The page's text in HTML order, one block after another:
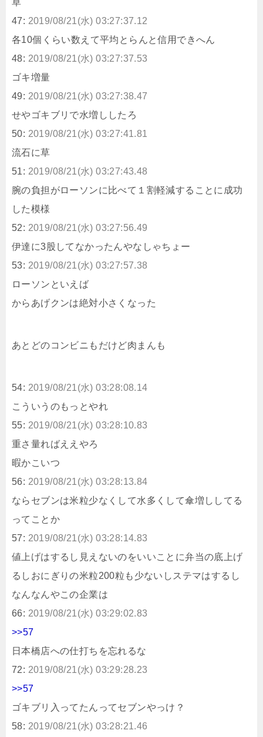
草
47: 2019/08/21(水) 03:27:37.12
各10個くらい数えて平均とらんと信用できへん
48: 2019/08/21(水) 03:27:37.53
ゴキ増量
49: 2019/08/21(水) 03:27:38.47
せやゴキブリで水増ししたろ
50: 2019/08/21(水) 03:27:41.81
流石に草
51: 2019/08/21(水) 03:27:43.48
腕の負担がローソンに比べて１割軽減することに成功
した模様
52: 2019/08/21(水) 03:27:56.49
伊達に3股してなかったんやなしゃちょー
53: 2019/08/21(水) 03:27:57.38
ローソンといえば
からあげクンは絶対小さくなった
あとどのコンビニもだけど肉まんも
54: 2019/08/21(水) 03:28:08.14
こういうのもっとやれ
55: 2019/08/21(水) 03:28:10.83
重さ量ればええやろ
暇かこいつ
56: 2019/08/21(水) 03:28:13.84
ならセブンは米粒少なくして水多くして傘増ししてる
ってことか
57: 2019/08/21(水) 03:28:14.83
値上げはするし見えないのをいいことに弁当の底上げ
るしおにぎりの米粒200粒も少ないしステマはするし
なんなんやこの企業は
66: 2019/08/21(水) 03:29:02.83
>>57
日本橋店への仕打ちを忘れるな
72: 2019/08/21(水) 03:29:28.23
>>57
ゴキブリ入ってたんってセブンやっけ？
58: 2019/08/21(水) 03:28:21.46